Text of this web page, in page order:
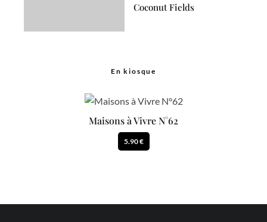
Coconut Fields
En kiosque
Maisons à Vivre N°62
5.90 €